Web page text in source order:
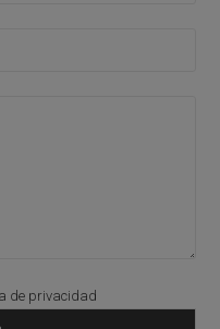
leave this field empty.
de privacidad